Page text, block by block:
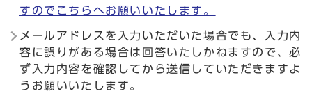
すのでこちらへお願いいたします。
メールアドレスを入力いただいた場合でも、入力内
容に誤りがある場合は回答いたしかねますので、必
ず入力内容を確認してから送信していただきますよ
うお願いいたします。